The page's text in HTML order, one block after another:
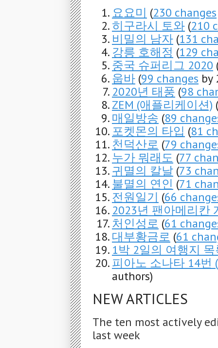
요요미 (230 changes
히구라시 토와 (210
비밀의 남자 (131
강릉 호해정 (129
중국 슈퍼리그 2020
웁바 (99 changes by
2020년 태풍 (98
ZEM (애플리케이션) (
매일방송 (89
포켓몬의 타입 (81
천덕산로 (79
누가 뭐래도 (77
귀멸의 칼날 (73
불멸의 연인 (71
전원일기 (66
2023년 팬아메리칸
처인성로 (61
대부황금로 (61
1박 2일의 여행지
피아노 소나타 14번
authors)
NEW ARTICLES
The ten most actively
last week